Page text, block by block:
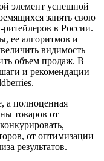
элемент успешной
занять свою
в России.
ее алгоритмов и
видимость
объем продаж. В
и рекомендации
а полноценная
товаров от
от оптимизации
результатов.